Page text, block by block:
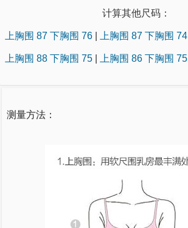
计算其他尺码：
上胸围 87 下胸围 76 上胸围 87 下胸围 74
上胸围 88 下胸围 75 上胸围 86 下胸围 75
测量方法：